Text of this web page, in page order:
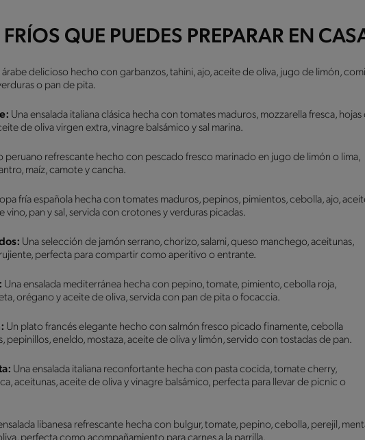
QUE PUEDES PREPARAR EN
árabe delicioso hecho con garbanzos, tahini, ajo, aceite de oliva, jugo de limón,
o pan de pita.
Una ensalada italiana clásica hecha con tomates maduros, mozzarella fresca, hojas
de oliva virgen extra, vinagre balsámico y sal marina.
peruano refrescante hecho con pescado fresco marinado en jugo de limón o lima,
maíz, camote y cancha.
fría española hecha con tomates maduros, pepinos, pimientos, cebolla, ajo,
vino, pan y sal, servida con crotones y verduras picadas.
Una selección de jamón serrano, chorizo, salami, queso manchego, aceitunas,
perfecta para compartir como aperitivo o entrante.
Una ensalada mediterránea hecha con pepino, tomate, pimiento, cebolla roja,
orégano y aceite de oliva, servida con pan de pita o focaccia.
Un plato francés elegante hecho con salmón fresco picado finamente, cebolla
pepinillos, eneldo, mostaza, aceite de oliva y limón, servido con tostadas de pan.
Una ensalada italiana reconfortante hecha con pasta cocida, tomate cherry,
aceitunas, aceite de oliva y vinagre balsámico, perfecta para llevar de picnic o
libanesa refrescante hecha con bulgur, tomate, pepino, cebolla, perejil,
perfecta como acompañamiento para carnes a la parrilla.